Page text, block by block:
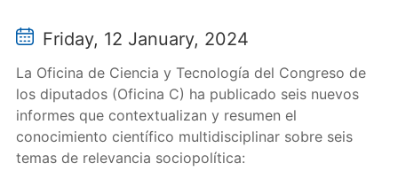
Friday, 12 January, 2024
La Oficina de Ciencia y Tecnología del Congreso de
los diputados (Oficina C) ha publicado seis nuevos
informes que contextualizan y resumen el
conocimiento científico multidisciplinar sobre seis
temas de relevancia sociopolítica: